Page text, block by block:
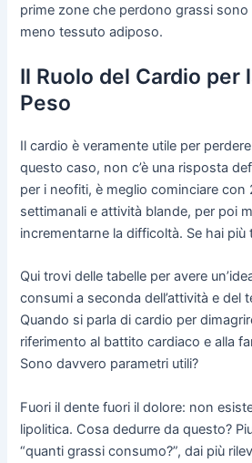
prime zone che perdono grassi sono
meno tessuto adiposo.
Il Ruolo del Cardio per
Peso
Il cardio è veramente utile per
questo caso, non c’è una risposta
per i neofiti, è meglio cominciare con
settimanali e attività blande, per poi
incrementarne la difficoltà. Se hai più
Qui trovi delle tabelle per avere
consumi a seconda dell’attività e del
Quando si parla di cardio per
riferimento al battito cardiaco e alla
Sono davvero parametri utili?
Fuori il dente fuori il dolore: non
lipolitica. Cosa dedurre da questo?
“quanti grassi consumo?”, dai più